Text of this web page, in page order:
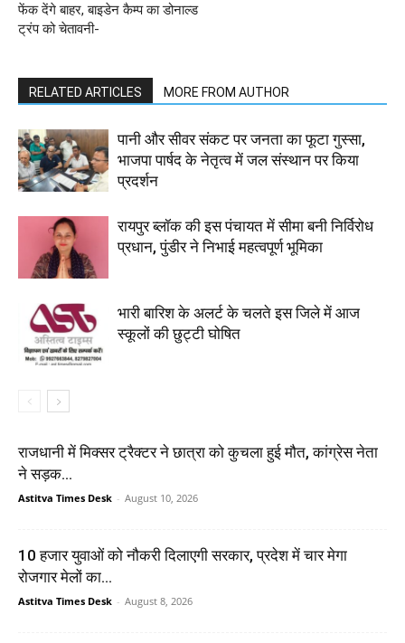
फेंक देंगे बाहर, बाइडेन कैम्प का डोनाल्ड
ट्रंप को चेतावनी-
RELATED ARTICLES MORE FROM AUTHOR
पानी और सीवर संकट पर जनता का फूटा गुस्सा,
भाजपा पार्षद के नेतृत्व में जल संस्थान पर किया
प्रदर्शन
रायपुर ब्लॉक की इस पंचायत में सीमा बनी निर्विरोध
प्रधान, पुंडीर ने निभाई महत्वपूर्ण भूमिका
भारी बारिश के अलर्ट के चलते इस जिले में आज
स्कूलों की छुट्टी घोषित
राजधानी में मिक्सर ट्रैक्टर ने छात्रा को कुचला हुई मौत, कांग्रेस नेता
ने सड़क...
Astitva Times Desk - August 10, 2026
10 हजार युवाओं को नौकरी दिलाएगी सरकार, प्रदेश में चार मेगा
रोजगार मेलों का...
Astitva Times Desk - August 8, 2026